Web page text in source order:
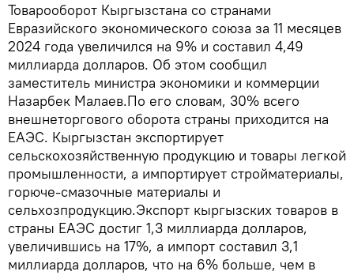
Товарооборот Кыргызстана со странами
Евразийского экономического союза за 11 месяцев
2024 года увеличился на 9% и составил 4,49
миллиарда долларов. Об этом сообщил
заместитель министра экономики и коммерции
Назарбек Малаев.По его словам, 30% всего
внешнеторгового оборота страны приходится на
ЕАЭС. Кыргызстан экспортирует
сельскохозяйственную продукцию и товары легкой
промышленности, а импортирует стройматериалы,
горюче-смазочные материалы и
сельхозпродукцию.Экспорт кыргызских товаров в
страны ЕАЭС достиг 1,3 миллиарда долларов,
увеличившись на 17%, а импорт составил 3,1
миллиарда долларов, что на 6% больше, чем в